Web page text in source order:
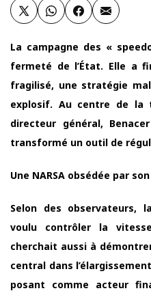
La campagne des «
fermeté de l’État. Elle a
fragilisé, une stratégie
explosif. Au centre de la
directeur général,
transformé un outil de
Une NARSA obsédée par
Selon des observateurs,
voulu contrôler la
cherchait aussi à
central dans
posant comme acteur